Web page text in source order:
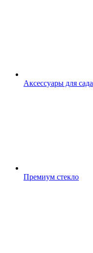
Аксессуары для сада
Премиум стекло